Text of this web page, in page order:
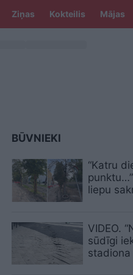
Ziņas Kokteilis Mājas
BŪVNIEKI
“Katru
liepu
VIDEO.
sūdīgi